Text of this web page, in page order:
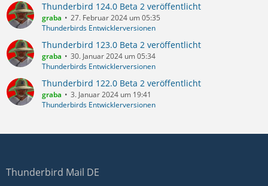
Thunderbird 124.0 Beta 2 veröffentlicht
graba
27. Februar 2024 um 05:35
Thunderbirds Entwicklerversionen
Thunderbird 123.0 Beta 2 veröffentlicht
graba
30. Januar 2024 um 05:34
Thunderbirds Entwicklerversionen
Thunderbird 122.0 Beta 2 veröffentlicht
graba
3. Januar 2024 um 19:41
Thunderbirds Entwicklerversionen
Thunderbird Mail DE